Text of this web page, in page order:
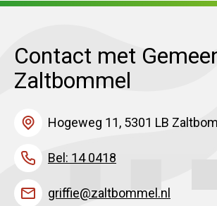
Contact met
Zaltbommel
Hogeweg 11, 5301 LB
Bel: 14 0418
griffie@zaltbommel.nl